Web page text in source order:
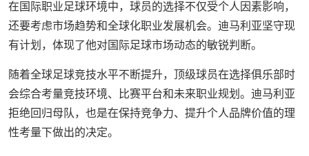
在国际职业足球环境中，球员的选择不仅受个人因素影响，
还要考虑市场趋势和全球化职业发展机会。迪马利亚坚守现
有计划，体现了他对国际足球市场动态的敏锐判断。
随着全球足球竞技水平不断提升，顶级球员在选择俱乐部时
会综合考量竞技环境、比赛平台和未来职业规划。迪马利亚
拒绝回归母队，也是在保持竞争力、提升个人品牌价值的理
性考量下做出的决定。